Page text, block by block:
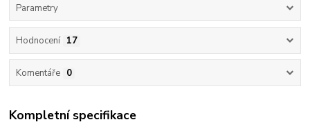
Parametry
Hodnocení 17
Komentáře 0
Kompletní specifikace